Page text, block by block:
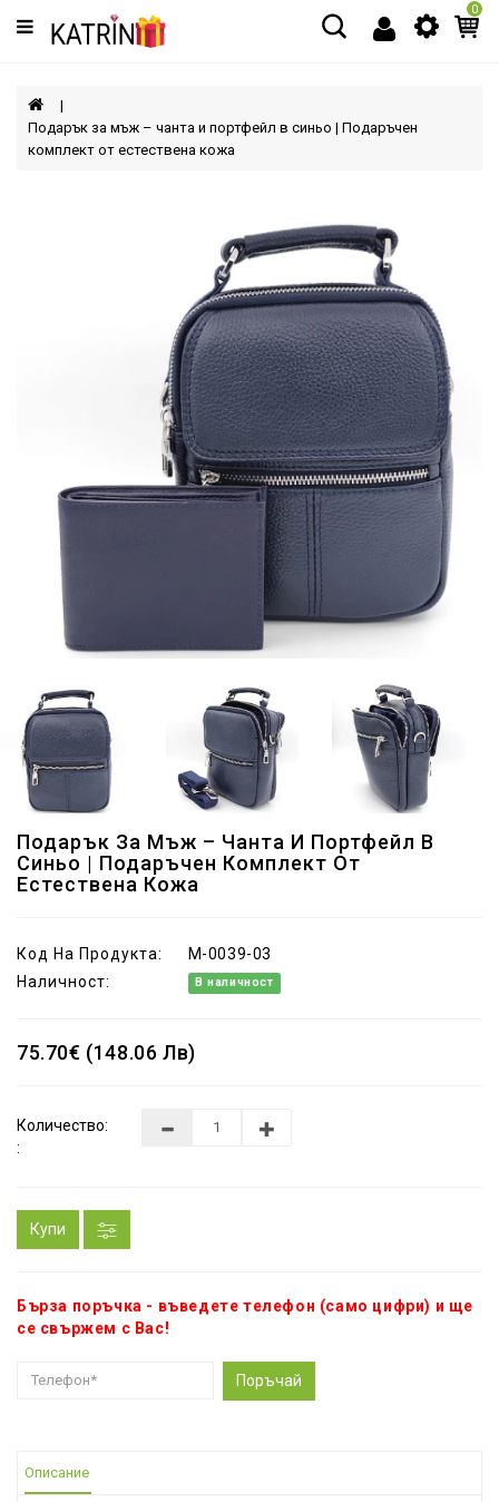
Категории
МЪЖЕ
ЖЕНИ
0
Подарък за мъж – чанта и портфейл в синьо | Подаръчен
комплект от естествена кожа
Подарък За Мъж – Чанта И Портфейл В
Синьо | Подаръчен Комплект От
Естествена Кожа
Код На Продукта:
M-0039-03
Наличност:
В наличност
75.70€ (148.06 Лв)
Количество:
:
Купи
Бърза поръчка - въведете телефон (само цифри) и ще
се свържем с Вас!
Поръчай
Описание